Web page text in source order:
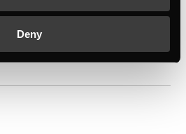
Deny